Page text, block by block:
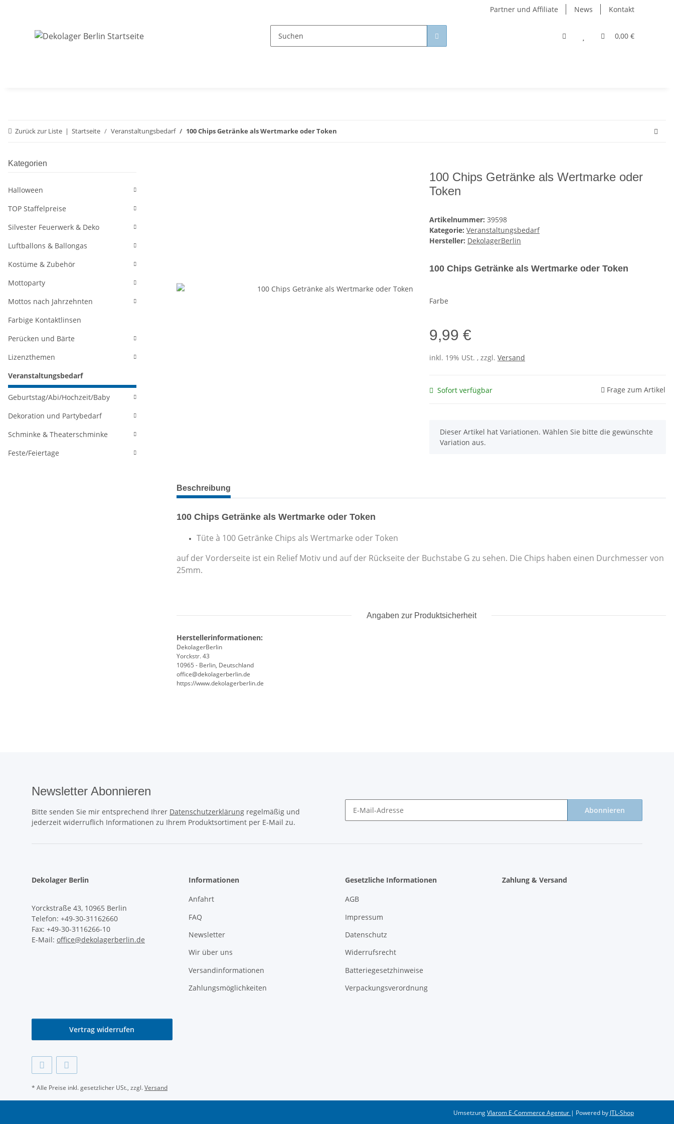
Partner und Affiliate News Kontakt
0,00 €
Zurück zur Liste Startseite Veranstaltungsbedarf 100 Chips Getränke als Wertmarke oder Token
100 Chips Getränke als Wertmarke oder
Token
Artikelnummer: 39598
Kategorie: Veranstaltungsbedarf
Hersteller: DekolagerBerlin
100 Chips Getränke als Wertmarke oder Token
Farbe
9,99 €
inkl. 19% USt. , zzgl. Versand
Sofort verfügbar Frage zum Artikel
x
Dieser Artikel hat Variationen. Wählen Sie bitte die gewünschte
Variation aus.
weitere Registerkarten anzeigen
Beschreibung
100 Chips Getränke als Wertmarke oder Token
Tüte à 100 Getränke Chips als Wertmarke oder Token
auf der Vorderseite ist ein Relief Motiv und auf der Rückseite der Buchstabe G zu sehen. Die Chips haben einen Durchmesser von
25mm.
Angaben zur Produktsicherheit
Herstellerinformationen:
DekolagerBerlin
Yorckstr. 43
10965 - Berlin, Deutschland
office@dekolagerberlin.de
https://www.dekolagerberlin.de
Kategorien
Halloween
TOP Staffelpreise
Silvester Feuerwerk & Deko
Luftballons & Ballongas
Kostüme & Zubehör
Mottoparty
Mottos nach Jahrzehnten
Farbige Kontaktlinsen
Perücken und Bärte
Lizenzthemen
Veranstaltungsbedarf
Geburtstag/Abi/Hochzeit/Baby
Dekoration und Partybedarf
Schminke & Theaterschminke
Feste/Feiertage
Newsletter Abonnieren
Bitte senden Sie mir entsprechend Ihrer Datenschutzerklärung regelmäßig und
jederzeit widerruflich Informationen zu Ihrem Produktsortiment per E-Mail zu.
Abonnieren
Dekolager Berlin
Yorckstraße 43, 10965 Berlin
Telefon: +49-30-31162660
Fax: +49-30-3116266-10
E-Mail: office@dekolagerberlin.de
Informationen
Anfahrt
FAQ
Newsletter
Wir über uns
Versandinformationen
Zahlungsmöglichkeiten
Gesetzliche Informationen
AGB
Impressum
Datenschutz
Widerrufsrecht
Batteriegesetzhinweise
Verpackungsverordnung
Zahlung & Versand
Vertrag widerrufen
* Alle Preise inkl. gesetzlicher USt., zzgl.Versand
UmsetzungVlarom E-Commerce Agentur | Powered by JTL-Shop